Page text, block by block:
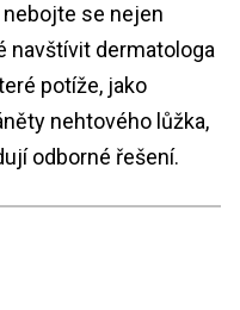
se nejen
navštívit dermatologa
potíže, jako
nehtového lůžka,
odborné řešení.